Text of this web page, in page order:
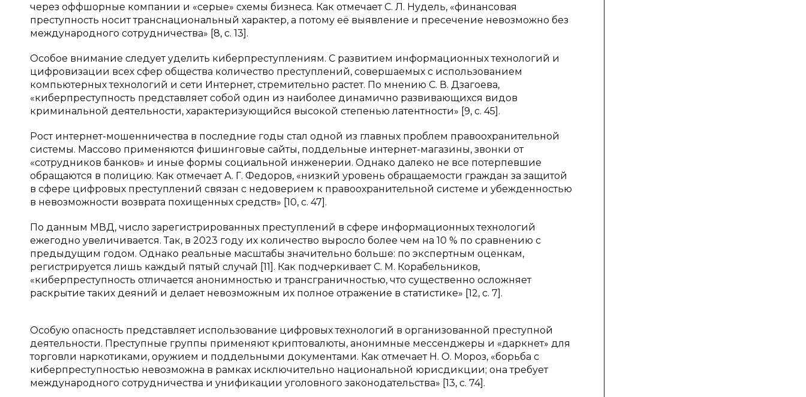
через оффшорные компании и «серые» схемы бизнеса. Как отмечает С. Л. Нудель, «финансовая
преступность носит транснациональный характер, а потому её выявление и пресечение невозможно без
международного сотрудничества» [8, c. 13].
Особое внимание следует уделить киберпреступлениям. С развитием информационных технологий и
цифровизации всех сфер общества количество преступлений, совершаемых с использованием
компьютерных технологий и сети Интернет, стремительно растет. По мнению С. В. Дзагоева,
«киберпреступность представляет собой один из наиболее динамично развивающихся видов
криминальной деятельности, характеризующийся высокой степенью латентности» [9, c. 45].
Рост интернет-мошенничества в последние годы стал одной из главных проблем правоохранительной
системы. Массово применяются фишинговые сайты, поддельные интернет-магазины, звонки от
«сотрудников банков» и иные формы социальной инженерии. Однако далеко не все потерпевшие
обращаются в полицию. Как отмечает А. Г. Федоров, «низкий уровень обращаемости граждан за защитой
в сфере цифровых преступлений связан с недоверием к правоохранительной системе и убежденностью
в невозможности возврата похищенных средств» [10, c. 47].
По данным МВД, число зарегистрированных преступлений в сфере информационных технологий
ежегодно увеличивается. Так, в 2023 году их количество выросло более чем на 10 % по сравнению с
предыдущим годом. Однако реальные масштабы значительно больше: по экспертным оценкам,
регистрируется лишь каждый пятый случай [11]. Как подчеркивает С. М. Корабельников,
«киберпреступность отличается анонимностью и трансграничностью, что существенно осложняет
раскрытие таких деяний и делает невозможным их полное отражение в статистике» [12, c. 7].
Особую опасность представляет использование цифровых технологий в организованной преступной
деятельности. Преступные группы применяют криптовалюты, анонимные мессенджеры и «даркнет» для
торговли наркотиками, оружием и поддельными документами. Как отмечает Н. О. Мороз, «борьба с
киберпреступностью невозможна в рамках исключительно национальной юрисдикции; она требует
международного сотрудничества и унификации уголовного законодательства» [13, c. 74].